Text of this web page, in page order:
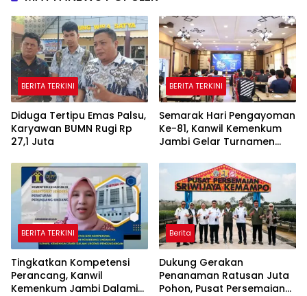
BERITA TERKINI
Diduga Tertipu Emas Palsu,
Karyawan BUMN Rugi Rp
27,1 Juta
BERITA TERKINI
Semarak Hari Pengayoman
Ke-81, Kanwil Kemenkum
Jambi Gelar Turnamen
BERITA TERKINI
Tingkatkan Kompetensi
Perancang, Kanwil
Kemenkum Jambi Dalami
Berita
Dukung Gerakan
Penanaman Ratusan Juta
Pohon, Pusat Persemaian